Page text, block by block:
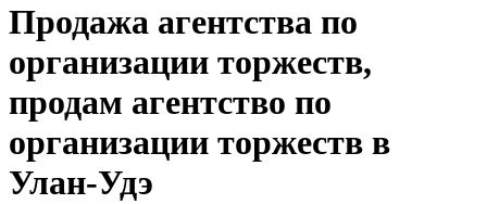
Продажа агентства по
организации торжеств,
продам агентство по
организации торжеств в
Улан-Удэ